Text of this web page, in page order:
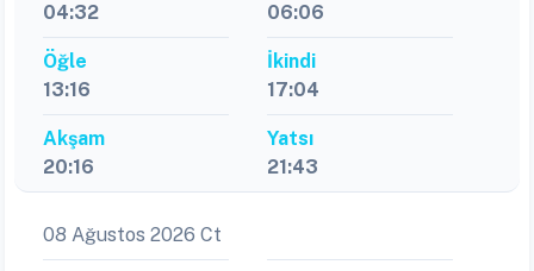
04:32
06:06
Öğle
13:16
İkindi
17:04
Akşam
20:16
Yatsı
21:43
08 Ağustos 2026 Ct